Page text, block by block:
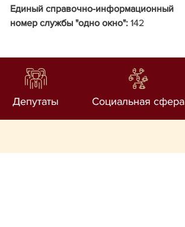
Единый справочно-информационный
номер службы "одно окно": 142
Депутаты Социальная сфера